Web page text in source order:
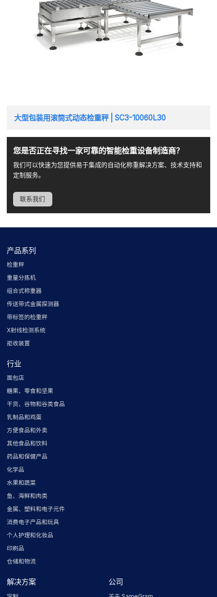
大型包装用滚筒式动态检重秤 | SC3-10060L30
您是否正在寻找一家可靠的智能检重设备制造商？
我们可以快速为您提供易于集成的自动化称重解决方案、技术支持和
定制服务。
联系我们
产品系列
检重秤
重量分拣机
组合式称重器
传送带式金属探测器
带标签的检重秤
X射线检测系统
拒收装置
行业
面包店
糖果、零食和坚果
干货、谷物和谷类食品
乳制品和鸡蛋
方便食品和外卖
其他食品和饮料
药品和保健产品
化学品
水果和蔬菜
鱼、海鲜和肉类
金属、塑料和电子元件
消费电子产品和玩具
个人护理和化妆品
印刷品
仓储和物流
解决方案 公司